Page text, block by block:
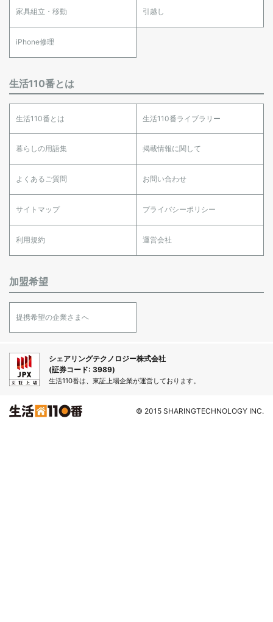
家具組立・移動 引越し
iPhone修理
生活110番とは
生活110番とは 生活110番ライブラリー
暮らしの用語集 掲載情報に関して
よくあるご質問 お問い合わせ
サイトマップ プライバシーポリシー
利用規約 運営会社
加盟希望
提携希望の企業さまへ
シェアリングテクノロジー株式会社
(証券コード: 3989)
生活110番は、東証上場企業が運営しております。
© 2015 SHARINGTECHNOLOGY INC.